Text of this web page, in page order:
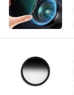
PRODUKTE
UNS